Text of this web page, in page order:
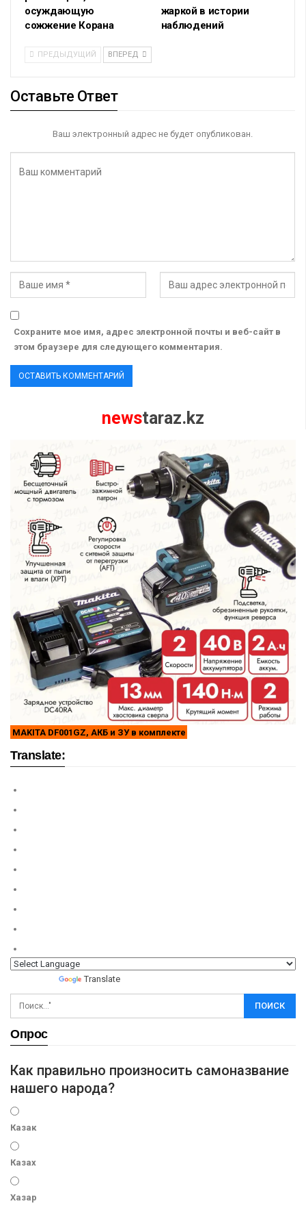
осуждающую
сожжение Корана
жаркой в истории
наблюдений
ПРЕДЫДУЩИЙ ВПЕРЕД
Оставьте Ответ
Ваш электронный адрес не будет опубликован.
Сохраните мое имя, адрес электронной почты и веб-сайт в
этом браузере для следующего комментария.
newstaraz.kz
MAKITA DF001GZ, АКБ и ЗУ в комплекте
Translate:
Translate
Опрос
Как правильно произносить самоназвание
нашего народа?
Казак
Казах
Хазар